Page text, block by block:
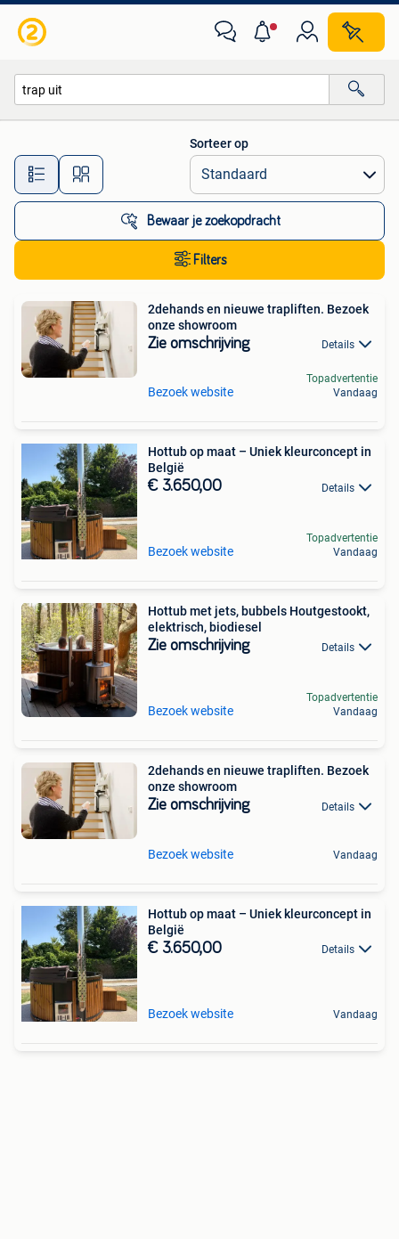
Alle afstanden…
Sorteer op
Bewaar je zoekopdracht
Filters
2dehands en nieuwe trapliften. Bezoek
onze showroom
Zie omschrijving Details
Bezoek website
Topadvertentie
Vandaag
Hottub op maat – Uniek kleurconcept in
België
€ 3.650,00 Details
Bezoek website
Topadvertentie
Vandaag
Hottub met jets, bubbels Houtgestookt,
elektrisch, biodiesel
Zie omschrijving Details
Bezoek website
Topadvertentie
Vandaag
2dehands en nieuwe trapliften. Bezoek
onze showroom
Zie omschrijving Details
Bezoek website Vandaag
Hottub op maat – Uniek kleurconcept in
België
€ 3.650,00 Details
Bezoek website Vandaag